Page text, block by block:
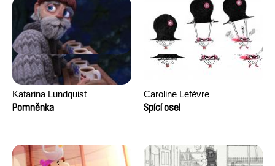
Katarina Lundquist
Pomněnka
Caroline Lefèvre
Spící osel